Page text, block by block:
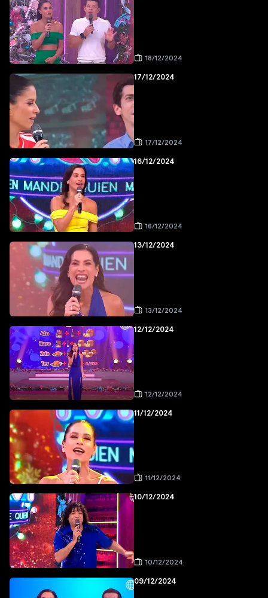
18/12/2024
17/12/2024
17/12/2024
16/12/2024
16/12/2024
13/12/2024
13/12/2024
12/12/2024
12/12/2024
11/12/2024
11/12/2024
10/12/2024
10/12/2024
09/12/2024